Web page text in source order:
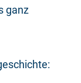
ganz